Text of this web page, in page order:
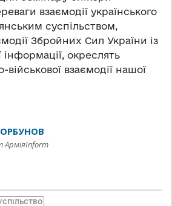
взаємодії українського
суспільством,
Збройних Сил України із
окреслять
взаємодії нашої
АрміяInform